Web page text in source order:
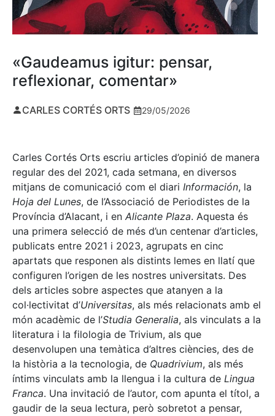
«Gaudeamus igitur: pensar,
reflexionar, comentar»
CARLES CORTÉS ORTS 29/05/2026
Carles Cortés Orts escriu articles d’opinió de manera
regular des del 2021, cada setmana, en diversos
mitjans de comunicació com el diari Información, la
Hoja del Lunes, de l’Associació de Periodistes de la
Província d’Alacant, i en Alicante Plaza. Aquesta és
una primera selecció de més d’un centenar d’articles,
publicats entre 2021 i 2023, agrupats en cinc
apartats que responen als distints lemes en llatí que
configuren l’origen de les nostres universitats. Des
dels articles sobre aspectes que atanyen a la
col·lectivitat d’Universitas, als més relacionats amb el
món acadèmic de l’Studia Generalia, als vinculats a la
literatura i la filologia de Trivium, als que
desenvolupen una temàtica d’altres ciències, des de
la història a la tecnologia, de Quadrivium, als més
íntims vinculats amb la llengua i la cultura de Lingua
Franca. Una invitació de l’autor, com apunta el títol, a
gaudir de la seua lectura, però sobretot a pensar,